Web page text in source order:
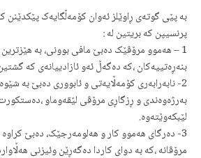
به‌ پێی گوته‌ی ڕاوێلز ئه‌وان کۆمه‌ڵگایه‌ک پێکدێنن
پرنسیپن که‌ بریتین له‌ :
1 – هه‌موو مرۆڤێک ده‌بێ مافی بوونی، به‌ هێزترین
بنه‌ڕه‌تییه‌کان‌ ،که ده‌گه‌ڵ ئه‌و ئازادییانه‌ی که‌
2- نابه‌رابه‌ری کۆمه‌ڵایه‌تی و ئابووری ده‌بێ به‌
به‌رژه‌وه‌ندی و ڕزگاڕی مرۆڤی‌ لێقه‌وماو
لێبکه‌وێته‌وه‌.
3- ده‌رگای هه‌موو کار و هه‌لومه‌رجێک، ده‌بێ
مرۆڤانه‌ ،که‌ به‌ دوای کاردا دەگەڕێن وئیزنی